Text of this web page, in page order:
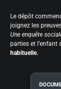
Le dépôt
joignez les
Une enquête
parties et l’enfant
habituelle.